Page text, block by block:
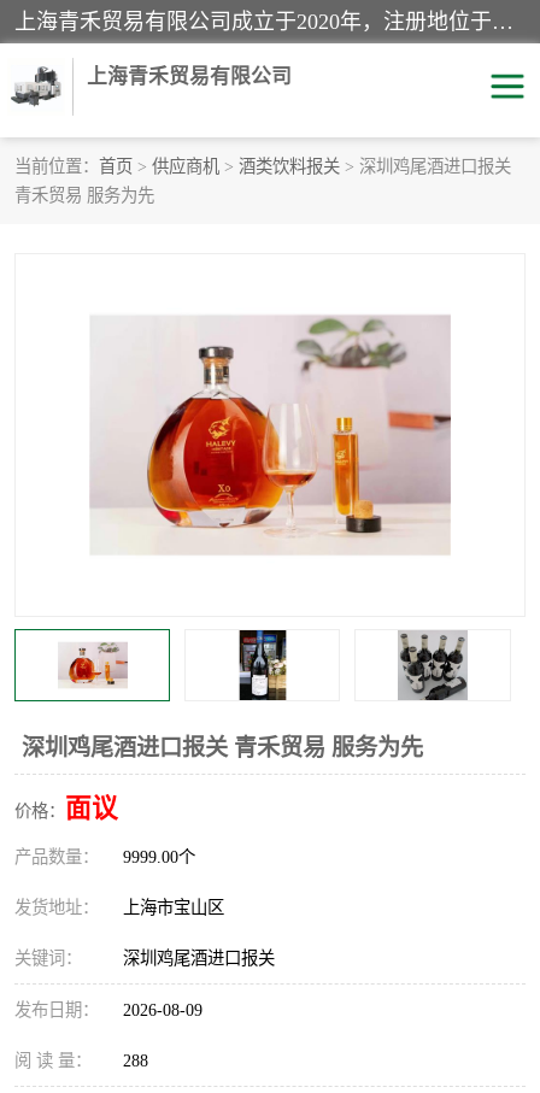
上海青禾贸易有限公司成立于2020年，注册地位于上海市宝山区。经营范围包括：机械设备、五金制品、劳防用品、电子产品、塑胶制品、家具、模具、纺织品、仪器仪表、建筑材料、装饰材料、化工产品、金属制品、机车配件等货物进出口报关、清关服务。
上海青禾贸易有限公司
当前位置： 首页 > 供应商机 > 酒类饮料报关 > 深圳鸡尾酒进口报关
青禾贸易 服务为先
深圳鸡尾酒进口报关 青禾贸易 服务为先
价格： 面议
产品数量： 9999.00个
发货地址： 上海市宝山区
关键词： 深圳鸡尾酒进口报关
发布日期： 2026-08-09
阅 读 量： 288
酒类饮料报关
进口杂货清关
国际灯具清关